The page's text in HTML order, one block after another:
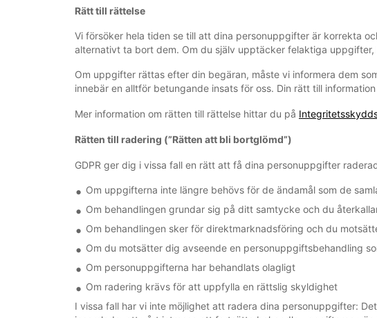
Rätt till rättelse
Vi försöker hela tiden se till att dina personuppgifter är korrekta
alternativt ta bort dem. Om du själv upptäcker felaktiga uppgifter,
Om uppgifter rättas efter din begäran, måste vi informera dem
innebär en alltför betungande insats för oss. Din rätt till
Mer information om rätten till rättelse hittar du på
Rätten till radering (”Rätten att bli bortglömd”)
GDPR ger dig i vissa fall en rätt att få dina personuppgifter
Om uppgifterna inte längre behövs för de ändamål som de
Om behandlingen grundar sig på ditt samtycke och du
Om behandlingen sker för direktmarknadsföring och du
Om du motsätter dig avseende en personuppgiftsbehandling
Om personuppgifterna har behandlats olagligt
Om radering krävs för att uppfylla en rättslig skyldighet
I vissa fall har vi inte möjlighet att radera dina personuppgifter: